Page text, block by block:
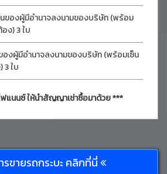
นของผู้มีอำนาจลงนามของบริษัท (พร้อม
ง) 3 ใบ
องผู้มีอำนาจลงนามของบริษัท (พร้อมเซ็น
3 ใบ
แนนซ์ ให้นำสัญญาเช่าซื้อมาด้วย ***
ขายรถกระบะ คลิกที่นี่